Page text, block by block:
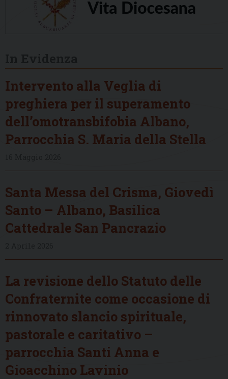
Intervento alla Veglia di
preghiera per il superamento
dell’omotransbifobia Albano,
Parrocchia S. Maria della Stella
Santa Messa del Crisma, Giovedì
Santo – Albano, Basilica
Cattedrale San Pancrazio
La revisione dello Statuto delle
Confraternite come occasione di
rinnovato slancio spirituale,
pastorale e caritativo –
parrocchia Santi Anna e
Gioacchino Lavinio